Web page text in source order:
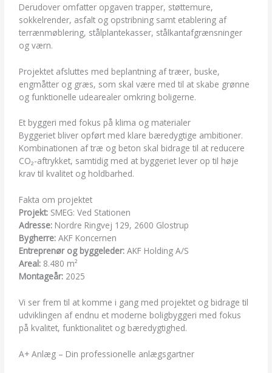
Derudover omfatter opgaven trapper, støttemure,
sokkelrender, asfalt og opstribning samt etablering af
terrænmøblering, stålplantekasser, stålkantafgrænsninger
og værn.
Projektet afsluttes med beplantning af træer, buske,
engmåtter og græs, som skal være med til at skabe grønne
og funktionelle udearealer omkring boligerne.
Et byggeri med fokus på klima og materialer
Byggeriet bliver opført med klare bæredygtige ambitioner.
Kombinationen af træ og beton skal bidrage til at reducere
CO₂-aftrykket, samtidig med at byggeriet lever op til høje
krav til kvalitet og holdbarhed.
Fakta om projektet
Projekt: SMEG: Ved Stationen
Adresse: Nordre Ringvej 129, 2600 Glostrup
Bygherre: AKF Koncernen
Entreprenør og byggeleder: AKF Holding A/S
Areal: 8.480 m²
Montageår: 2025
Vi ser frem til at komme i gang med projektet og bidrage til
udviklingen af endnu et moderne boligbyggeri med fokus
på kvalitet, funktionalitet og bæredygtighed.
A+ Anlæg – Din professionelle anlægsgartner